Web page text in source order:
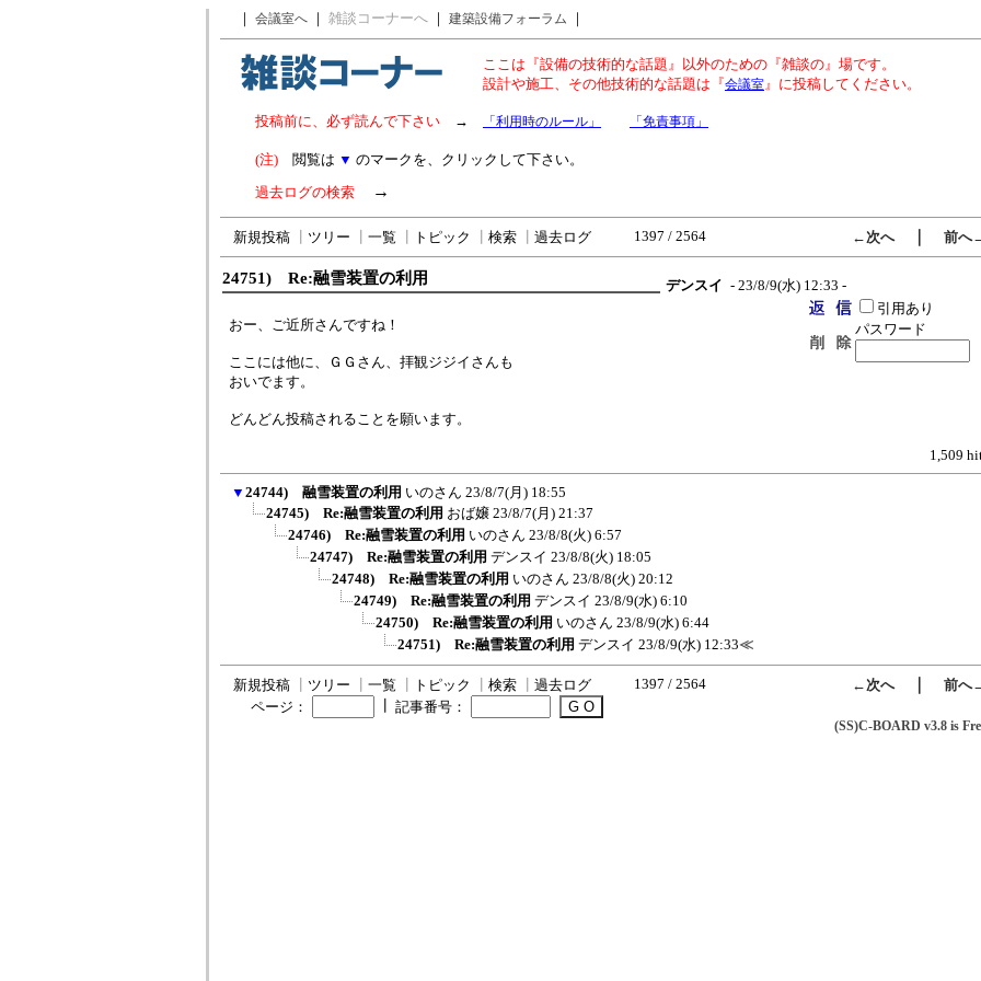
｜ 会議室へ ｜ 雑談コーナーへ ｜ 建築設備フォーラム ｜
ここは『設備の技術的な話題』以外のための『雑談の』場です。
設計や施工、その他技術的な話題は『会議室』に投稿してください。
投稿前に、必ず読んで下さい → 「利用時のルール」 「免責事項」
(注) 閲覧は ▼ のマークを、クリックして下さい。
過去ログの検索 →
新規投稿 ツリー 一覧 トピック 検索 過去ログ 1397 / 2564 ←次へ｜ 前へ
24751) Re:融雪装置の利用 デンスイ - 23/8/9(水) 12:33 -
おー、ご近所さんですね！
ここには他に、ＧＧさん、拝観ジジイさんも
おいでます。
どんどん投稿されることを願います。
引用あり
パスワード
1,509
▼ 24744) 融雪装置の利用 いのさん 23/8/7(月) 18:55
24745) Re:融雪装置の利用 おば嬢 23/8/7(月) 21:37
24746) Re:融雪装置の利用 いのさん 23/8/8(火) 6:57
24747) Re:融雪装置の利用 デンスイ 23/8/8(火) 18:05
24748) Re:融雪装置の利用 いのさん 23/8/8(火) 20:12
24749) Re:融雪装置の利用 デンスイ 23/8/9(水) 6:10
24750) Re:融雪装置の利用 いのさん 23/8/9(水) 6:44
24751) Re:融雪装置の利用 デンスイ 23/8/9(水) 12:33≪
新規投稿 ツリー 一覧 トピック 検索 過去ログ 1397 / 2564 ←次へ｜ 前へ
ページ：
記事番号：
(SS)C-BOARD v3.8 is